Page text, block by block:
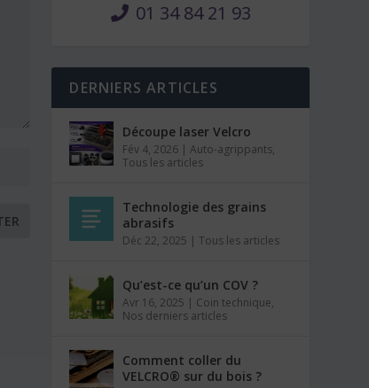
01 34 84 21 93
DERNIERS ARTICLES
Découpe laser Velcro
Fév 4, 2026 |Auto-agrippants,
Tous les articles
Technologie des grains
abrasifs
Déc 22, 2025 |Tous les articles
Qu’est-ce qu’un COV ?
Avr 16, 2025 | Coin technique,
Nos derniers articles
Comment coller du
VELCRO® sur du bois ?